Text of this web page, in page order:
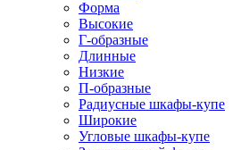
Форма
Высокие
Г-образные
Длинные
Низкие
П-образные
Радиусные шкафы-купе
Широкие
Угловые шкафы-купе